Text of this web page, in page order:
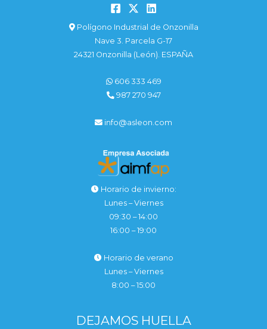
Polígono Industrial de Onzonilla
Nave 3. Parcela G-17
24321 Onzonilla (León). ESPAÑA
606 333 469
987 270 947
info@asleon.com
Horario de invierno:
Lunes – Viernes
09:30 – 14:00
16:00 – 19:00
Horario de verano
Lunes – Viernes
8:00 – 15:00
DEJAMOS HUELLA